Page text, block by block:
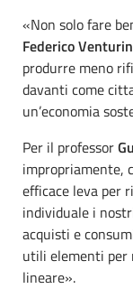
«Non solo fare
Federico
produrre meno
davanti come
un’economia
Per il professor
impropriamente,
efficace leva per
individuale i
acquisti e
utili elementi per
lineare».